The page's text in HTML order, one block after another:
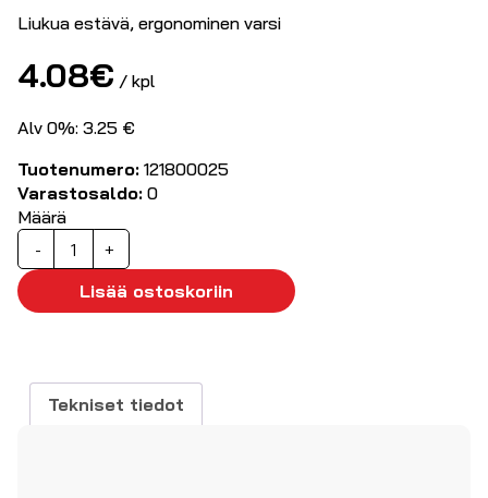
Liukua estävä, ergonominen varsi
4.08€ / kpl
Alv 0%: 3.25 €
Tuotenumero: 121800025
Varastosaldo: 0
Määrä
-
Ruuvimeisselisarja
7-
osainen
määrä
+
Lisää ostoskoriin
Tekniset tiedot